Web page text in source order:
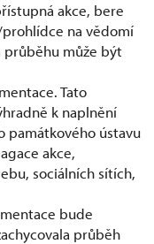
akce, bere
na vědomí
průběhu může být
Tato
k naplnění
památkového ústavu
akce,
sociálních sítích,
bude
průběh